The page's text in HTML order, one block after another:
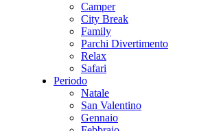
Camper
City Break
Family
Parchi Divertimento
Relax
Safari
Periodo
Natale
San Valentino
Gennaio